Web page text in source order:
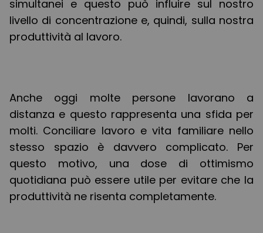
simultanei e questo può influire sul nostro
livello di concentrazione e, quindi, sulla nostra
produttività al lavoro.
Anche oggi molte persone lavorano a
distanza e questo rappresenta una sfida per
molti. Conciliare lavoro e vita familiare nello
stesso spazio è davvero complicato. Per
questo motivo, una dose di ottimismo
quotidiana può essere utile per evitare che la
produttività ne risenta completamente.